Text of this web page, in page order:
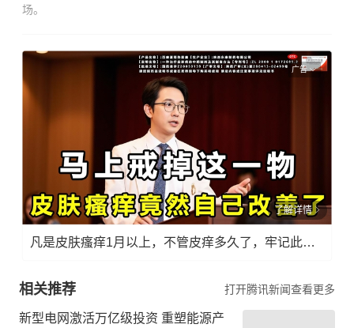
场。
广告
了解详情
凡是皮肤瘙痒1月以上，不管皮痒多久了，牢记此法，快！准！狠！
相关推荐 打开腾讯新闻查看更多
新型电网激活万亿级投资 重塑能源产